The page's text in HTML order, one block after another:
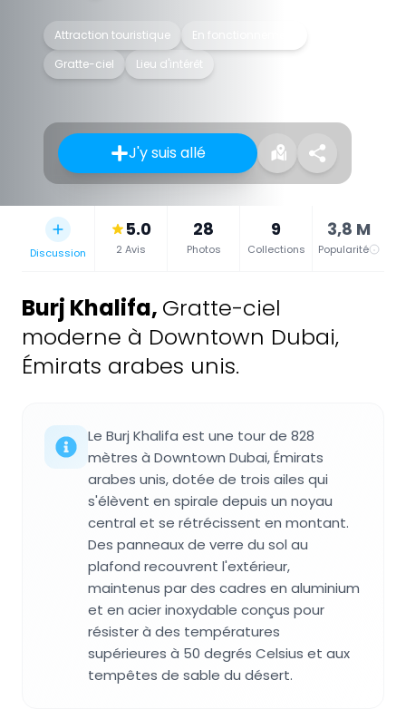
Attraction touristique
En fonctionnement
Gratte-ciel
Lieu d'intérêt
J'y suis allé
Discussion
5.0
2 Avis
28
Photos
9
Collections
3,8 M
Popularité
Burj Khalifa, Gratte-ciel
moderne à Downtown Dubai,
Émirats arabes unis.
Le Burj Khalifa est une tour de 828
mètres à Downtown Dubai, Émirats
arabes unis, dotée de trois ailes qui
s'élèvent en spirale depuis un noyau
central et se rétrécissent en montant.
Des panneaux de verre du sol au
plafond recouvrent l'extérieur,
maintenus par des cadres en aluminium
et en acier inoxydable conçus pour
résister à des températures
supérieures à 50 degrés Celsius et aux
tempêtes de sable du désert.